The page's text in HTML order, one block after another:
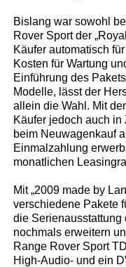
Bislang war sowohl
Rover Sport der
Käufer automatisch
Kosten für Wartung
Einführung des
Modelle, lässt der
allein die Wahl. Mit
Käufer jedoch auch
beim Neuwagenkauf
Einmalzahlung
monatlichen
Mit „2009 made by
verschiedene Pakete
die
nochmals erweitern
Range Rover Sport
High-Audio- und ein